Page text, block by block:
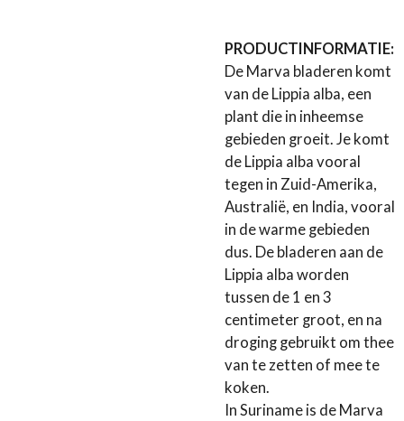
PRODUCTINFORMATIE:
De Marva bladeren komt
van de Lippia alba, een
plant die in inheemse
gebieden groeit. Je komt
de Lippia alba vooral
tegen in Zuid-Amerika,
Australië, en India, vooral
in de warme gebieden
dus. De bladeren aan de
Lippia alba worden
tussen de 1 en 3
centimeter groot, en na
droging gebruikt om thee
van te zetten of mee te
koken.
In Suriname is de Marva